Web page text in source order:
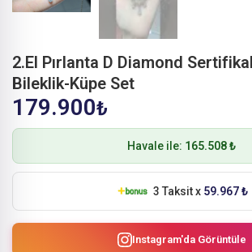
2.El Pırlanta D Diamond
Bileklik-Küpe Set
179.900₺
Havale ile: 165.508 ₺
3 Taksit x 59.967 ₺
Instagram'da Görüntüle